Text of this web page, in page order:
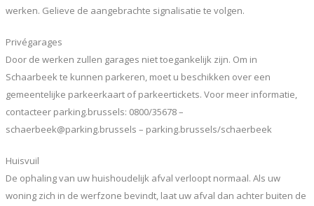
werken. Gelieve de aangebrachte signalisatie te volgen.
Privégarages
Door de werken zullen garages niet toegankelijk zijn. Om in
Schaarbeek te kunnen parkeren, moet u beschikken over een
gemeentelijke parkeerkaart of parkeertickets. Voor meer informatie,
contacteer parking.brussels: 0800/35678 –
schaerbeek@parking.brussels – parking.brussels/schaerbeek
Huisvuil
De ophaling van uw huishoudelijk afval verloopt normaal. Als uw
woning zich in de werfzone bevindt, laat uw afval dan achter buiten de